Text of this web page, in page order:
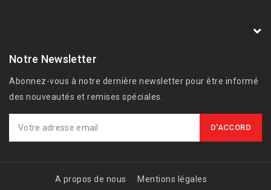
Notre Newsletter
Abonnez-vous à notre dernière newsletter pour être informé
des nouveautés et remises spéciales.
A propos de nous Mentions légales